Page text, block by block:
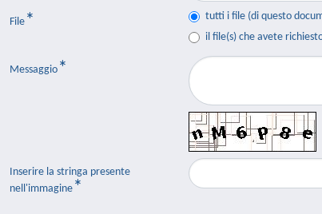
File
tutti i file (di questo
il file(s) che avete
Messaggio
Inserire la stringa presente
nell'immagine